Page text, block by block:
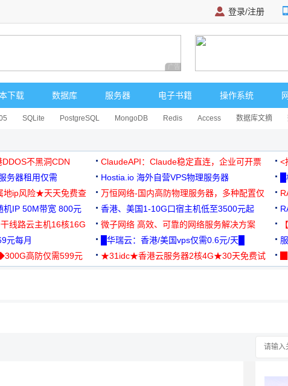
登录/注册
广告 商业广告，理性选择
下载 数据库 服务器 电子书籍 操作系统
SQLite PostgreSQL MongoDB Redis Access 数据库文摘
不黑洞CDN ClaudeAPI：Claude稳定直连，企业可开票
<
务器租用仅需
Hostia.io 海外自营VPS物理服务器
地ip风险★天天免费查
万恒网络-国内高防物理服务器，多种配置仅
99元/月起
机IP 50M带宽 800元 香港、美国1-10G口宿主机低至3500元起
线路云主机16核16G
微子网络 高效、可靠的网络服务解决方案
元每月 █华瑞云：香港/美国vps仅需0.6元/天█
高防仅需599元
★31idc★香港云服务器2核4G★30天免费试